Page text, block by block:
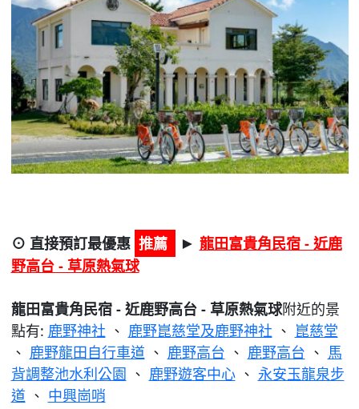
⊙ 直接預訂最優惠 推薦 ► 龍田富貴角民宿 - 近鹿
野高台 - 草原熱氣球
龍田富貴角民宿 - 近鹿野高台 - 草原熱氣球附近的景
點有: 鹿野神社 、 鹿野崑慈堂及鹿野神社 、 崑慈堂
、 鹿野龍田自行車道、 鹿野高台 、 鹿野高台 、 馬
背調整池水利公園 、 鹿野遊客中心、 永安玉龍泉步
道、 中興崗哨